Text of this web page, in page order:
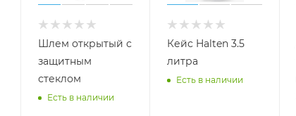
Шлем открытый с
защитным
стеклом
Есть в наличии
Кейс Halten 3.5
литра
Есть в наличии